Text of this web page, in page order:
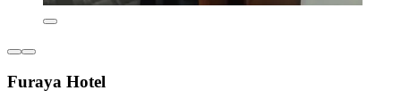
Furaya Hotel